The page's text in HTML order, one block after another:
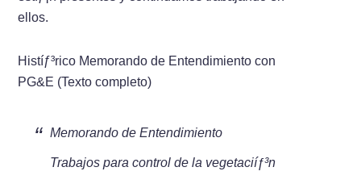
ellos.
Histíƒ³rico Memorando de Entendimiento con
PG&E (Texto completo)
Memorando de Entendimiento
Trabajos para control de la vegetaciíƒ³n